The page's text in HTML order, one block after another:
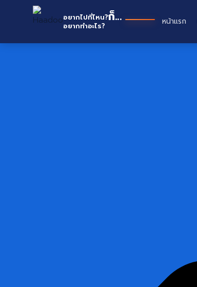
อยากไปที่ไหน?
อยากทำอะไร?
ก็... หาดู หน้าแรก